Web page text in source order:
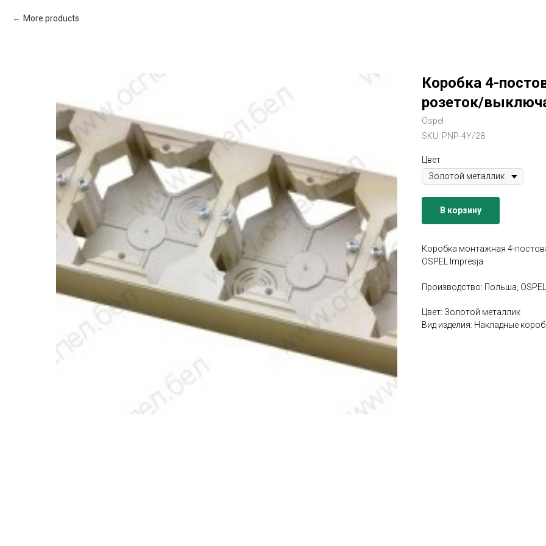
More products
Коробка 4-
розеток/
Ospel
SKU: PNP-4Y/28
Цвет
В корзину
Коробка монтажная 4-
OSPEL Impresja
Производство: Польша, OSPEL
Цвет: Золотой металлик
Вид изделия: Накладные